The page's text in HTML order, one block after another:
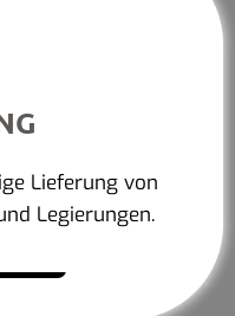
Lieferung von
Legierungen.